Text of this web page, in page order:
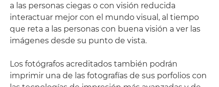
a las personas ciegas o con visión reducida
interactuar mejor con el mundo visual, al tiempo
que reta a las personas con buena visión a ver las
imágenes desde su punto de vista.
Los fotógrafos acreditados también podrán
imprimir una de las fotografías de sus porfolios con